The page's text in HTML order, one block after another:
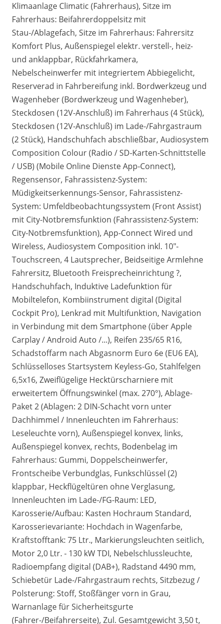
Klimaanlage Climatic (Fahrerhaus), Sitze im
Fahrerhaus: Beifahrerdoppelsitz mit
Stau-/Ablagefach, Sitze im Fahrerhaus: Fahrersitz
Komfort Plus, Außenspiegel elektr. verstell-, heiz-
und anklappbar, Rückfahrkamera,
Nebelscheinwerfer mit integriertem Abbiegelicht,
Reserverad in Fahrbereifung inkl. Bordwerkzeug und
Wagenheber (Bordwerkzeug und Wagenheber),
Steckdosen (12V-Anschluß) im Fahrerhaus (4 Stück),
Steckdosen (12V-Anschluß) im Lade-/Fahrgastraum
(2 Stück), Handschuhfach abschließbar, Audiosystem
Composition Colour (Radio / SD-Karten-Schnittstelle
/ USB) (Mobile Online Dienste App-Connect),
Regensensor, Fahrassistenz-System:
Müdigkeitserkennungs-Sensor, Fahrassistenz-
System: Umfeldbeobachtungssystem (Front Assist)
mit City-Notbremsfunktion (Fahrassistenz-System:
City-Notbremsfunktion), App-Connect Wired und
Wireless, Audiosystem Composition inkl. 10"-
Touchscreen, 4 Lautsprecher, Beidseitige Armlehne
Fahrersitz, Bluetooth Freisprecheinrichtung ?,
Handschuhfach, Induktive Ladefunktion für
Mobiltelefon, Kombiinstrument digital (Digital
Cockpit Pro), Lenkrad mit Multifunktion, Navigation
in Verbindung mit dem Smartphone (über Apple
Carplay / Android Auto /...), Reifen 235/65 R16,
Schadstoffarm nach Abgasnorm Euro 6e (EU6 EA),
Schlüsselloses Startsystem Keyless-Go, Stahlfelgen
6,5x16, Zweiflügelige Hecktürscharniere mit
erweitertem Öffnungswinkel (max. 270°), Ablage-
Paket 2 (Ablagen: 2 DIN-Schacht vorn unter
Dachhimmel / Innenleuchten im Fahrerhaus:
Leseleuchte vorn), Außenspiegel konvex, links,
Außenspiegel konvex, rechts, Bodenbelag im
Fahrerhaus: Gummi, Doppelscheinwerfer,
Frontscheibe Verbundglas, Funkschlüssel (2)
klappbar, Heckflügeltüren ohne Verglasung,
Innenleuchten im Lade-/FG-Raum: LED,
Karosserie/Aufbau: Kasten Hochraum Standard,
Karosserievariante: Hochdach in Wagenfarbe,
Kraftstofftank: 75 Ltr., Markierungsleuchten seitlich,
Motor 2,0 Ltr. - 130 kW TDI, Nebelschlussleuchte,
Radioempfang digital (DAB+), Radstand 4490 mm,
Schiebetür Lade-/Fahrgastraum rechts, Sitzbezug /
Polsterung: Stoff, Stoßfänger vorn in Grau,
Warnanlage für Sicherheitsgurte
(Fahrer-/Beifahrerseite), Zul. Gesamtgewicht 3,50 t,